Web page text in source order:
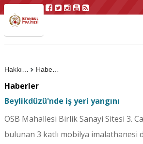
Haberler
Haberler
Beylikdüzü'nde iş yeri yangını
OSB Mahallesi Birlik Sanayi Sitesi 3.
bulunan 3 katlı mobilya imalathanesi